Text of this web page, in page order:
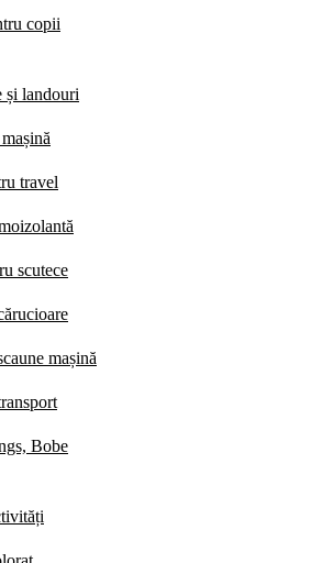
copii
și landouri
travel
scutece
mașină
Bobe